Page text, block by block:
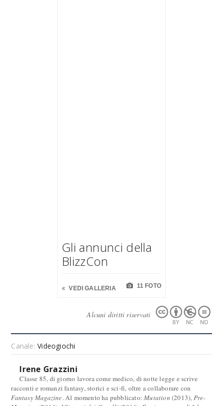
Gli annunci della
BlizzCon
VEDI GALLERIA 11 FOTO
Alcuni diritti riservati
Canale:Videogiochi
Irene Grazzini
Classe 85, di giorno lavora come medico, di notte legge e scrive
racconti e romanzi fantasy, storici e sci-fi, oltre a collaborare con
Fantasy Magazine. Al momento ha pubblicato:Mutation (2013), Pre-